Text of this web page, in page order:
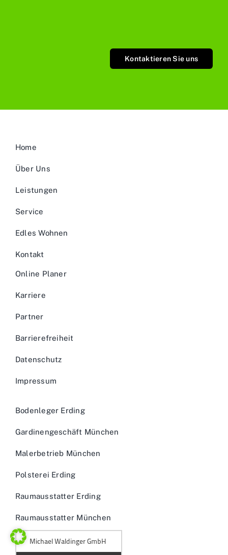
Kontaktieren Sie uns
Home
Über Uns
Leistungen
Service
Edles Wohnen
Kontakt
Online Planer
Karriere
Partner
Barrierefreiheit
Datenschutz
Impressum
Bodenleger Erding
Gardinengeschäft München
Malerbetrieb München
Polsterei Erding
Raumausstatter Erding
Raumausstatter München